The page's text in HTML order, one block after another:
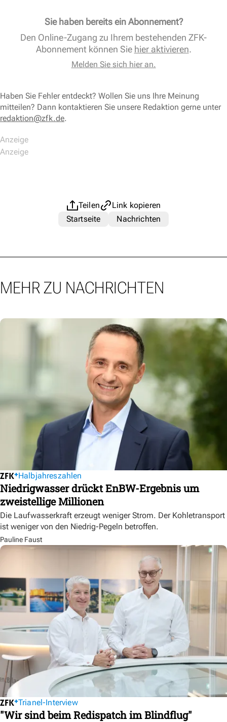
Sie haben bereits ein Abonnement?
Den Online-Zugang zu Ihrem bestehenden ZFK-
Abonnement können Sie hier aktivieren.
Melden Sie sich hier an.
Haben Sie Fehler entdeckt? Wollen Sie uns Ihre Meinung
mitteilen? Dann kontaktieren Sie unsere Redaktion gerne unter
redaktion@zfk.de.
Teilen
Link kopieren
Startseite
Nachrichten
MEHR ZU NACHRICHTEN
Halbjahreszahlen
Niedrigwasser drückt EnBW-Ergebnis um
zweistellige Millionen
Die Laufwasserkraft erzeugt weniger Strom. Der Kohletransport
ist weniger von den Niedrig-Pegeln betroffen.
Pauline Faust
Trianel-Interview
"Wir sind beim Redispatch im Blindflug"